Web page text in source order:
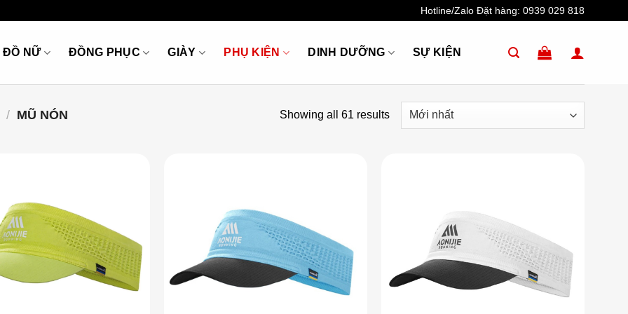
Hotline/Zalo Đặt hàng: 0939 029 818
ĐỒ NỮ ĐỒNG PHỤC GIÀY PHỤ KIỆN DINH DƯỠNG SỰ KIỆN
/ MŨ NÓN Showing all 61 results